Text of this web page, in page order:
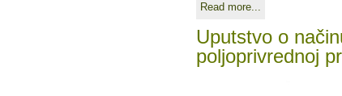
Read more...
Uputstvo o
poljoprivrednoj